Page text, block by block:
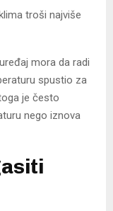
troši najviše
mora da radi
spustio za
je često
nego iznova